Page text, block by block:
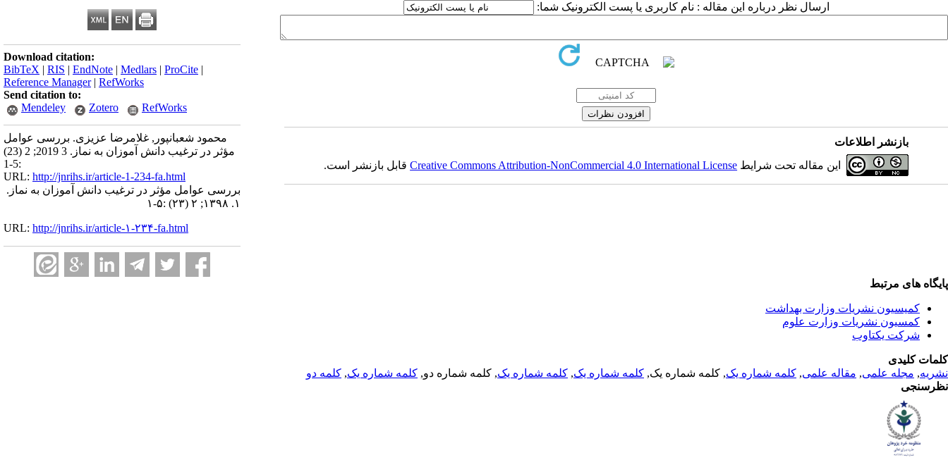
Download citation:
BibTeX | RIS | EndNote | Medlars | ProCite |
Reference Manager| RefWorks
Send citation to:
Mendeley
Zotero RefWorks
محمود شعبانپور, غلامرضا عزیزی. بررسی عوامل
مؤثر در ترغیب دانش ‫آموزان به نماز‬‬. 3 2019; 2 (23)
:1-5
URL: http://jnrihs.ir/article-1-234-fa.html
بررسی عوامل مؤثر در ترغیب دانش ‫آموزان به نماز‬‬.
۱. ۱۳۹۸; ۲ (۲۳) :۱-۵
URL: http://jnrihs.ir/article-۱-۲۳۴-fa.html
ارسال نظر درباره این مقاله : نام کاربری یا پست الکترونیک شما:
بازنشر اطلاعات
این مقاله تحت شرایط Creative Commons Attribution-NonCommercial 4.0 International Licenseقابل بازنشر است.
پایگاه های مرتبط
کمیسیون نشریات وزارت بهداشت
کمسیون نشریات وزارت علوم
شرکت یکتاوب
کلمات کلیدی
نشریه, مجله علمی, مقاله علمی, کلمه شماره یک, کلمه شماره یک, کلمه شماره یک, کلمه شماره یک, کلمه شماره دو, کلمه شماره یک, کلمه دو
نظرسنجی